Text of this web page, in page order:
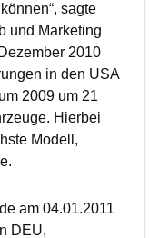
sagte
und Marketing
2010
in den USA
2009 um 21
Hierbei
Modell,
am 04.01.2011
DEU,